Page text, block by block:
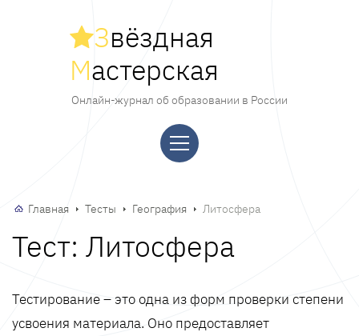
Звёздная
Мастерская
Онлайн-журнал об образовании в России
Главная Тесты География Литосфера
Тест: Литосфера
Тестирование – это одна из форм проверки степени
усвоения материала. Оно предоставляет